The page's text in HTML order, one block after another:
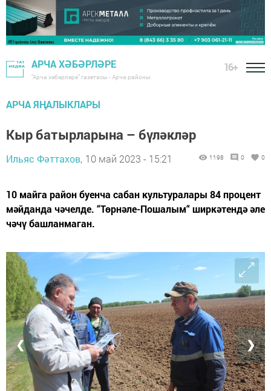
АРЧА ХӘБӘРЛӘРЕ
"Арча хәбәрләре" газетасы - Арча районы
16+
АРЧА ЯҢАЛЫКЛАРЫ
Кыр батырларына – бүләкләр
Ильяс Фәттахов, 10 май 2023 - 15:21 1198 0 0
10 майга район буенча сабан культуралары 84 процент
мәйданда чәчелде. “Төрнәле-Пошалым“ ширкәтендә әле
чәчү башланмаган.
❮ ❯